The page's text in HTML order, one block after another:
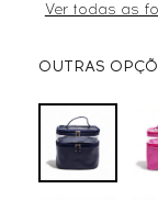
Ver todas as
OUTRAS